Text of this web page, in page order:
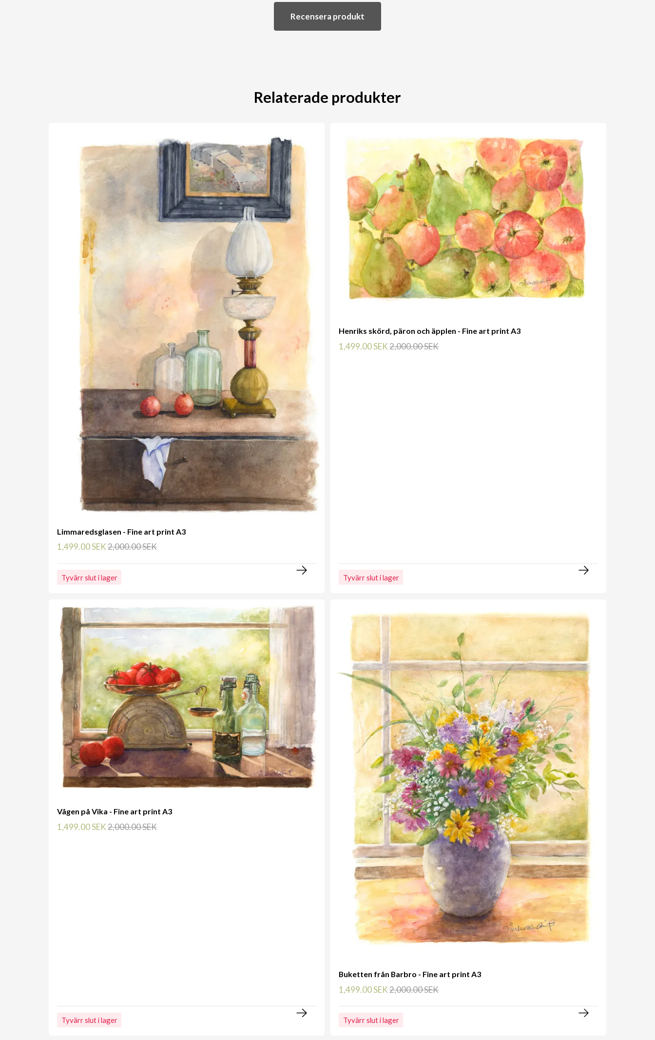
Recensera produkt
Relaterade produkter
Limmaredsglasen - Fine art print A3
1,499.00 SEK2,000.00 SEK
Tyvärr slut i lager
Henriks skörd, päron och äpplen - Fine art print A3
1,499.00 SEK 2,000.00 SEK
Tyvärr slut i lager
Vågen på Vika - Fine art print A3
1,499.00 SEK2,000.00 SEK
Tyvärr slut i lager
Buketten från Barbro - Fine art print A3
1,499.00 SEK 2,000.00 SEK
Tyvärr slut i lager